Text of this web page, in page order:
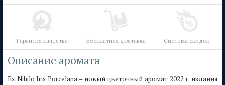
Гарантия качества Бесплатная доставка Система скидок
Описание аромата
Ex Nihilo Iris Porcelana – новый цветочный аромат 2022 г. издания